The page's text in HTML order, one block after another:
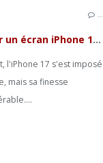
…
Comment réparer un écran iPhone 17 avec le tactile en panne ?
l'iPhone 17 s'est imposé
mais sa finesse